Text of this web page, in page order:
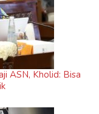
ASN, Kholid: Bisa